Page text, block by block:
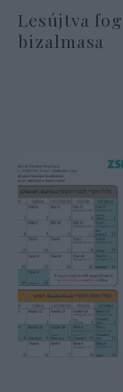
Lesújtva
bizalmasa